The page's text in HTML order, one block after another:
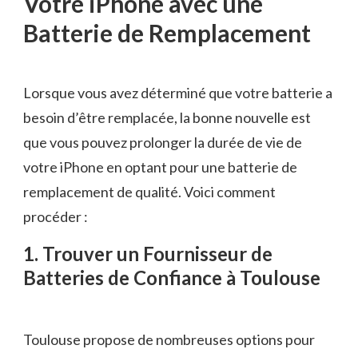
Batterie de Remplacement
Lorsque vous avez déterminé que votre batterie a
besoin d’être remplacée, la bonne nouvelle est
que vous pouvez prolonger la durée de vie de
votre iPhone en optant pour une batterie de
remplacement de qualité. Voici comment
procéder :
1. Trouver un Fournisseur de
Batteries de Confiance à Toulouse
Toulouse propose de nombreuses options pour